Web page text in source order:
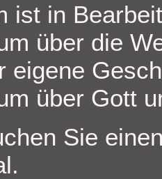
ist in
über die
eigene
über Gott
Sie